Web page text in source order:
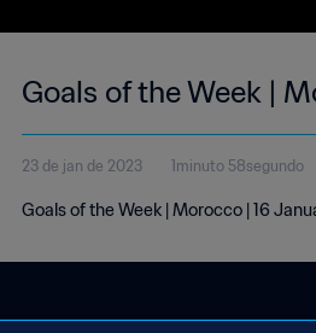
Goals of the Week |
23 de jan de 2023 1minuto 58segundo
Goals of the Week | Morocco | 16